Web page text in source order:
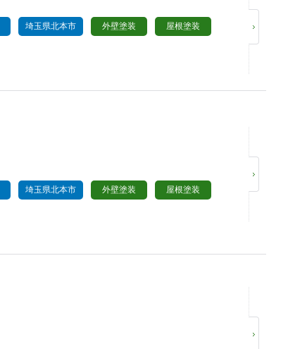
埼玉県北本市 外壁塗装 屋根塗装
埼玉県北本市 外壁塗装 屋根塗装